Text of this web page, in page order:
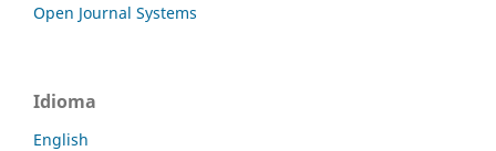
Open Journal Systems
Idioma
English